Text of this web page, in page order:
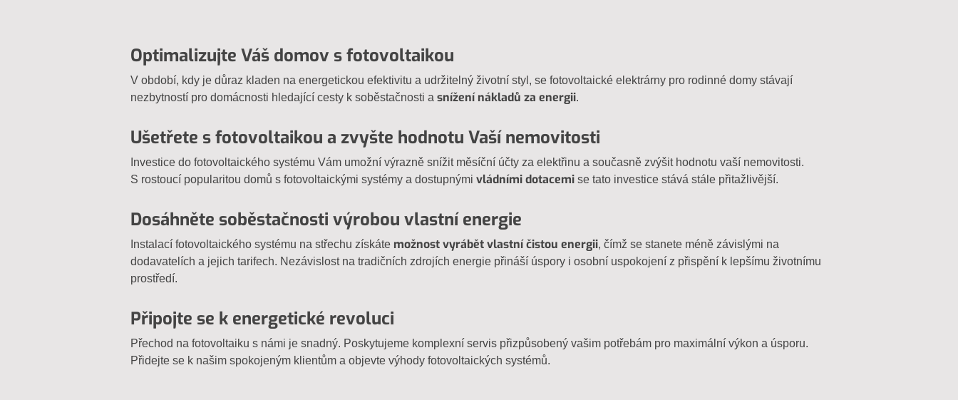
Optimalizujte Váš domov s fotovoltaikou
V období, kdy je důraz kladen na energetickou efektivitu a udržitelný životní styl, se fotovoltaické elektrárny pro rodinné domy stávají
nezbytností pro domácnosti hledající cesty k soběstačnosti a snížení nákladů za energii.
Ušetřete s fotovoltaikou a zvyšte hodnotu Vaší nemovitosti
Investice do fotovoltaického systému Vám umožní výrazně snížit měsíční účty za elektřinu a současně zvýšit hodnotu vaší nemovitosti.
S rostoucí popularitou domů s fotovoltaickými systémy a dostupnými vládními dotacemi se tato investice stává stále přitažlivější.
Dosáhněte soběstačnosti výrobou vlastní energie
Instalací fotovoltaického systému na střechu získáte možnost vyrábět vlastní čistou energii, čímž se stanete méně závislými na
dodavatelích a jejich tarifech. Nezávislost na tradičních zdrojích energie přináší úspory i osobní uspokojení z přispění k lepšímu životnímu
prostředí.
Připojte se k energetické revoluci
Přechod na fotovoltaiku s námi je snadný. Poskytujeme komplexní servis přizpůsobený vašim potřebám pro maximální výkon a úsporu.
Přidejte se k našim spokojeným klientům a objevte výhody fotovoltaických systémů.